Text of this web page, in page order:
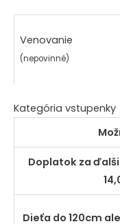
Venovanie
(nepovinné)
Kategória vstupenky
Doplatok za
Dieťa do 120cm